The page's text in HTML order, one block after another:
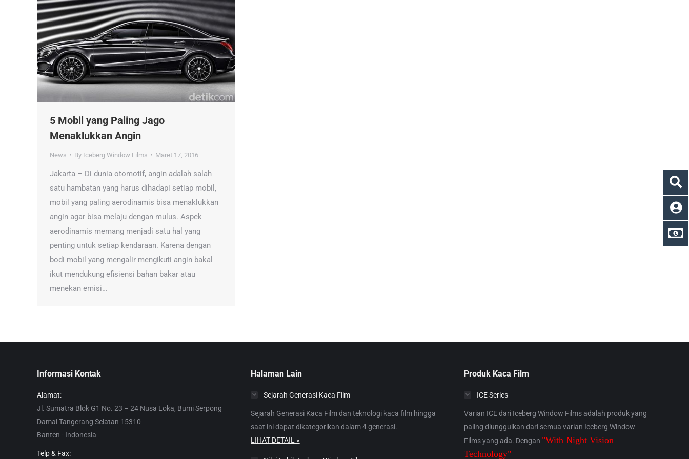
5 Mobil yang Paling Jago
Menaklukkan Angin
News By Iceberg Window Films Maret 17, 2016
Jakarta – Di dunia otomotif, angin adalah salah
satu hambatan yang harus dihadapi setiap mobil,
mobil yang paling aerodinamis bisa menaklukkan
angin agar bisa melaju dengan mulus. Aspek
aerodinamis memang menjadi satu hal yang
penting untuk setiap kendaraan. Karena dengan
bodi mobil yang mengalir mengikuti angin bakal
ikut mendukung efisiensi bahan bakar atau
menekan emisi…
Informasi Kontak
Alamat:
Jl. Sumatra Blok G1 No. 23 – 24 Nusa Loka, Bumi Serpong
Damai Tangerang Selatan 15310
Banten - Indonesia
Telp & Fax:
Halaman Lain
Sejarah Generasi Kaca Film
Sejarah Generasi Kaca Film dan teknologi kaca film hingga
saat ini dapat dikategorikan dalam 4 generasi.
LIHAT DETAIL »
Produk Kaca Film
ICE Series
Varian ICE dari Iceberg Window Films adalah produk yang
paling diunggulkan dari semua varian Iceberg Window
Films yang ada. Dengan "With Night Vision
Technology"